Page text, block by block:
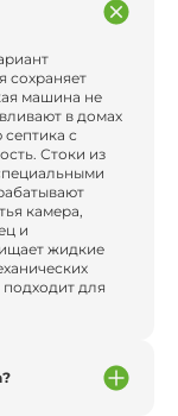
сохраняет
машина не
в домах
с
Стоки из
камера,
и
жидкие
для